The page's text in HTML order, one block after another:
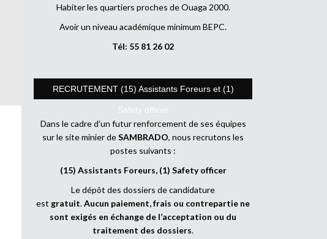
Habiter les quartiers proches de Ouaga 2000.
Avoir un niveau académique minimum BEPC.
Tél: 55 81 26 02
RECRUTEMENT (15) Assistants Foreurs et (1)
Safety officer
Dans le cadre d’un futur renforcement de ses équipes
sur le site minier deSAMBRADO, nous recrutons les
postes suivants :
(15) Assistants Foreurs, (1) Safety officer
Le dépôt des dossiers de candidature
est gratuit.Aucun paiement, frais ou contrepartie ne
sont exigés en échange de l’acceptation ou du
traitement des dossiers.